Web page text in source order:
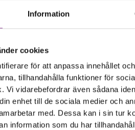
Information
cookies
för att anpassa innehållet och
tillhandahålla funktioner för
Vi vidarebefordrar även sådana
enhet till de sociala medier och
med. Dessa kan i sin tur
information som du har
Elon Ljud & Bild